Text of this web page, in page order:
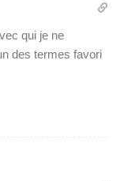
qui je ne
des termes favori